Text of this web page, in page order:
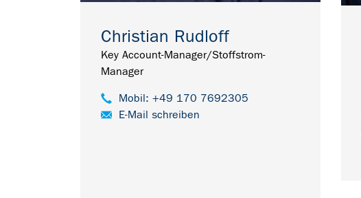
Christian Rudloff
Key Account-Manager/Stoffstrom-
Manager
Mobil: +49 170 7692305
E-Mail schreiben